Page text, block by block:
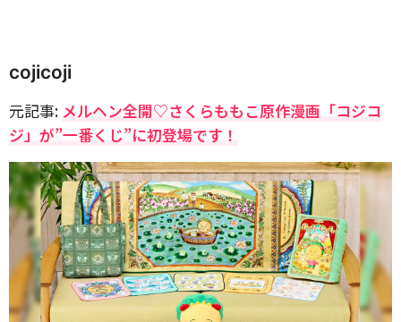
cojicoji
元記事: メルヘン全開♡さくらももこ原作漫画「コジコ
ジ」が”一番くじ”に初登場です！